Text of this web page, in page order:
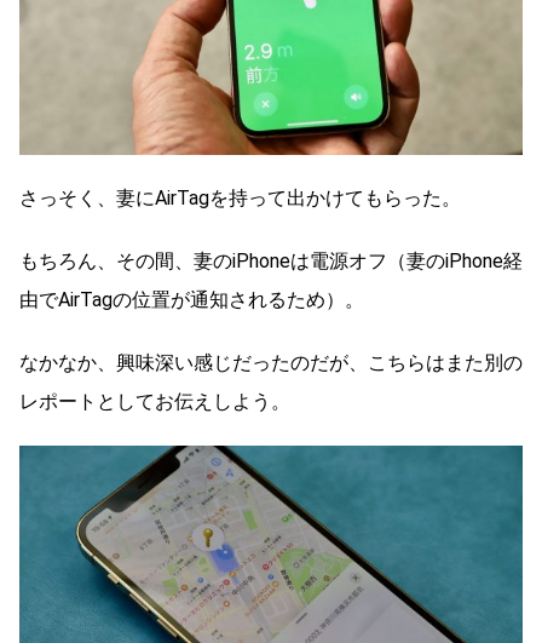
さっそく、妻にAirTagを持って出かけてもらった。
もちろん、その間、妻のiPhoneは電源オフ（妻のiPhone経
由でAirTagの位置が通知されるため）。
なかなか、興味深い感じだったのだが、こちらはまた別の
レポートとしてお伝えしよう。